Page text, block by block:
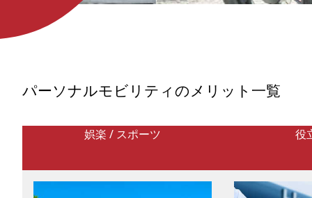
のを御神体とする「本殿なき信
仰」。そして、7年に一度、巨大な
柱を人力で山から引きずり出し、
流れています。本記事では、諏訪
四社をパーソナルモビリティで巡
るためのルートを解説します。
パーソナルモビリティのメリット一覧
娯楽 / スポーツ 役